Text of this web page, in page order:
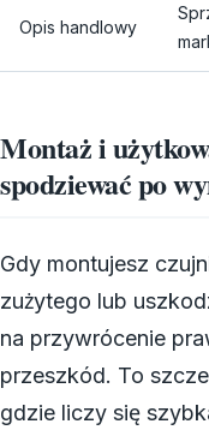
Opis handlowy
Montaż i
spodziewać po
Gdy montujesz
zużytego lub
na przywrócenie
przeszkód. To
gdzie liczy się